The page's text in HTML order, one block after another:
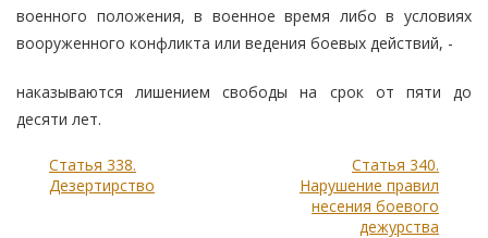
военного положения, в военное время либо в условиях
вооруженного конфликта или ведения боевых действий, -
наказываются лишением свободы на срок от пяти до
десяти лет.
Статья 338.
Дезертирство
Статья 340.
Нарушение правил
несения боевого
дежурства